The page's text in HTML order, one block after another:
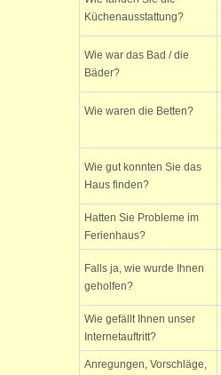
Küchenausstattung?
Wie war das Bad / die
Bäder?
Wie waren die Betten?
Wie gut konnten Sie das
Haus finden?
Hatten Sie Probleme im
Ferienhaus?
Falls ja, wie wurde Ihnen
geholfen?
Wie gefällt Ihnen unser
Internetauftritt?
Anregungen, Vorschläge,